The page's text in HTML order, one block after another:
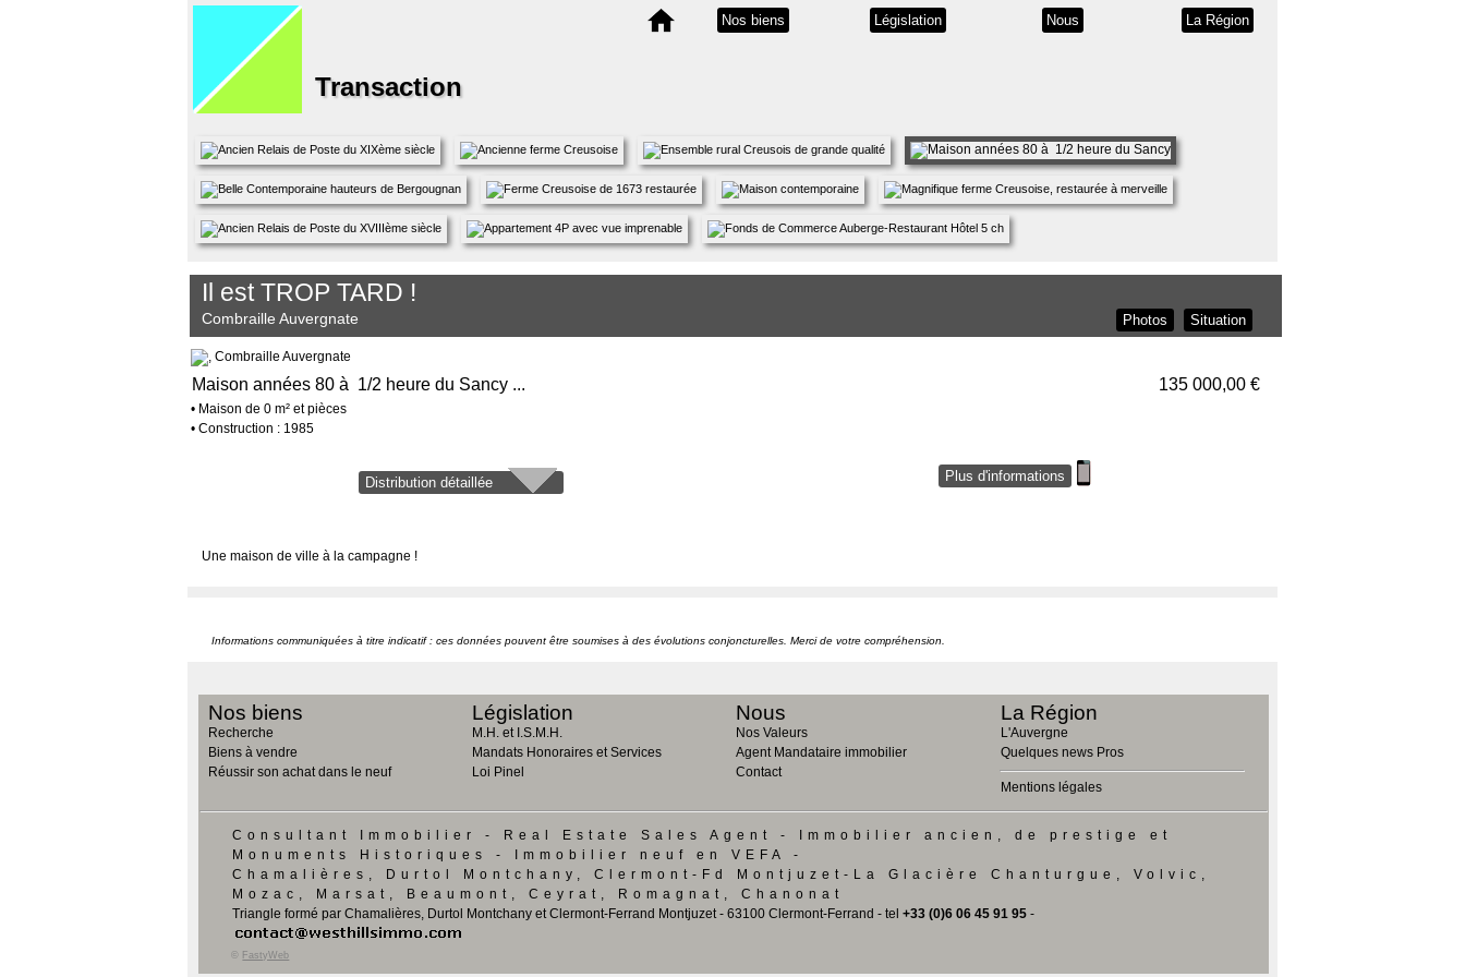
Transaction
Nos biens Législation Nous La Région
Il est TROP TARD !
Combraille Auvergnate Photos Situation
Maison années 80 à 1/2 heure du Sancy ... 135 000,00 €
• Maison de 0 m² et pièces
• Construction : 1985
Distribution détaillée Plus d'informations
Une maison de ville à la campagne !
Informations communiquées à titre indicatif : ces données pouvent être soumises à des évolutions conjoncturelles. Merci de votre compréhension.
Nos biens
Recherche
Biens à vendre
Réussir son achat dans le neuf
Législation
M.H. et I.S.M.H.
Mandats Honoraires et Services
Loi Pinel
Nous
Nos Valeurs
Agent Mandataire immobilier
Contact
La Région
L'Auvergne
Quelques news Pros
Mentions légales
Consultant Immobilier - Real Estate Sales Agent - Immobilier ancien, de prestige et
Monuments Historiques - Immobilier neuf en VEFA -
Chamalières, Durtol Montchany, Clermont-Fd Montjuzet-La Glacière Chanturgue, Volvic,
Mozac, Marsat, Beaumont, Ceyrat, Romagnat, Chanonat
Triangle formé par Chamalières, Durtol Montchany et Clermont-Ferrand Montjuzet - 63100 Clermont-Ferrand - tel+33 (0)6 06 45 91 95-
© FastyWeb